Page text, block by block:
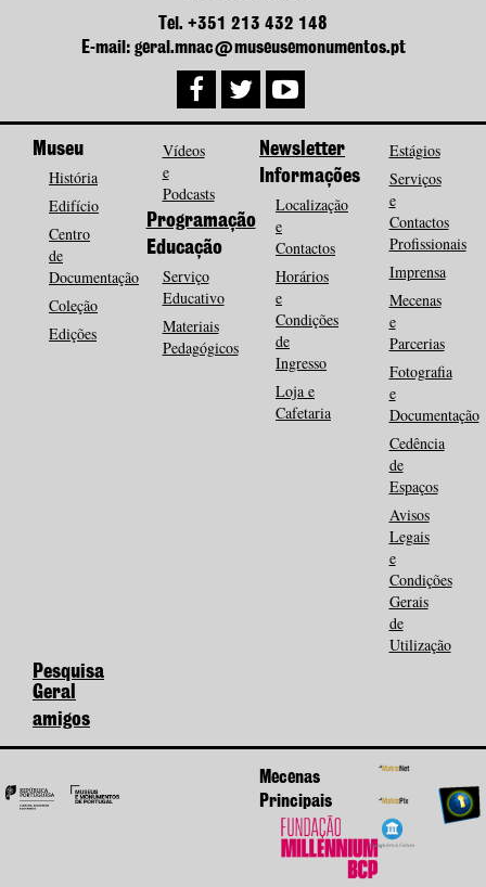
Tel. +351 213 432 148
E-mail: geral.mnac@museusemonumentos.pt
Museu
História
Edifício
Centro
de
Documentação
Coleção
Edições
Vídeos
e
Podcasts
Programação
Educação
Serviço
Educativo
Materiais
Pedagógicos
Newsletter
Informações
Localização
e
Contactos
Horários
e
Condições
de
Ingresso
Loja e
Cafetaria
Estágios
Serviços
e
Contactos
Profissionais
Imprensa
Mecenas
e
Parcerias
Fotografia
e
Documentação
Cedência
de
Espaços
Avisos
Legais
e
Condições
Gerais
de
Utilização
Pesquisa
Geral
amigos
Mecenas
Principais